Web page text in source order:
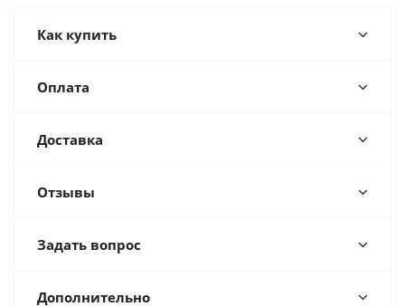
Как купить
Оплата
Доставка
Отзывы
Задать вопрос
Дополнительно